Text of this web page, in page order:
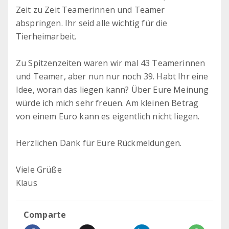
Zeit zu Zeit Teamerinnen und Teamer
abspringen. Ihr seid alle wichtig für die
Tierheimarbeit.
Zu Spitzenzeiten waren wir mal 43 Teamerinnen
und Teamer, aber nun nur noch 39. Habt Ihr eine
Idee, woran das liegen kann? Über Eure Meinung
würde ich mich sehr freuen. Am kleinen Betrag
von einem Euro kann es eigentlich nicht liegen.
Herzlichen Dank für Eure Rückmeldungen.
Viele Grüße
Klaus
Comparte